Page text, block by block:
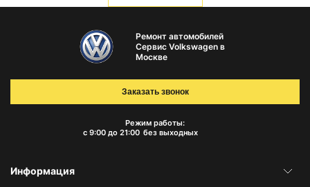
Ремонт автомобилей
Сервис Volkswagen в
Москве
Режим работы:
с 9:00 до 21:00 без выходных
Заказать звонок
Информация